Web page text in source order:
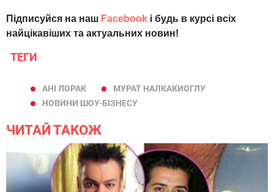
Підписуйся на наш Facebook і будь в курсі всіх
найцікавіших та актуальних новин!
ТЕГИ
АНІ ЛОРАК
МУРАТ НАЛКАКИОГЛУ
НОВИНИ ШОУ-БІЗНЕСУ
ЧИТАЙ ТАКОЖ